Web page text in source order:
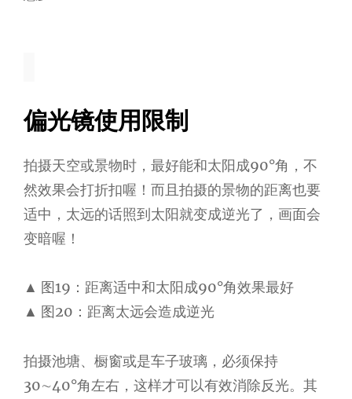
偏光镜使用限制
拍摄天空或景物时，最好能和太阳成90°角，不
然效果会打折扣喔！而且拍摄的景物的距离也要
适中，太远的话照到太阳就变成逆光了，画面会
变暗喔！
▲ 图19：距离适中和太阳成90°角效果最好
▲ 图20：距离太远会造成逆光
拍摄池塘、橱窗或是车子玻璃，必须保持
30∼40°角左右，这样才可以有效消除反光。其